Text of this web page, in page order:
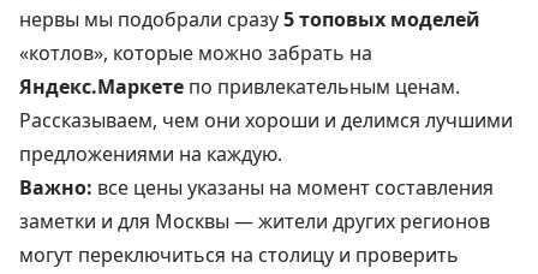
нервы мы подобрали сразу5 топовых моделей
«котлов», которые можно забрать на
Яндекс.Маркете по привлекательным ценам.
Рассказываем, чем они хороши и делимся лучшими
предложениями на каждую.
Важно: все цены указаны на момент составления
заметки и для Москвы — жители других регионов
могут переключиться на столицу и проверить